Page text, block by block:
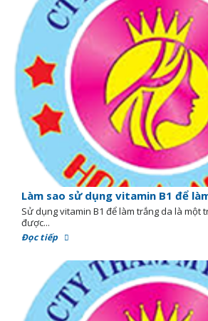
Làm sao sử dụng vitamin B1 để
Sử dụng vitamin B1 để làm trắng da là một
được...
Đọc tiếp